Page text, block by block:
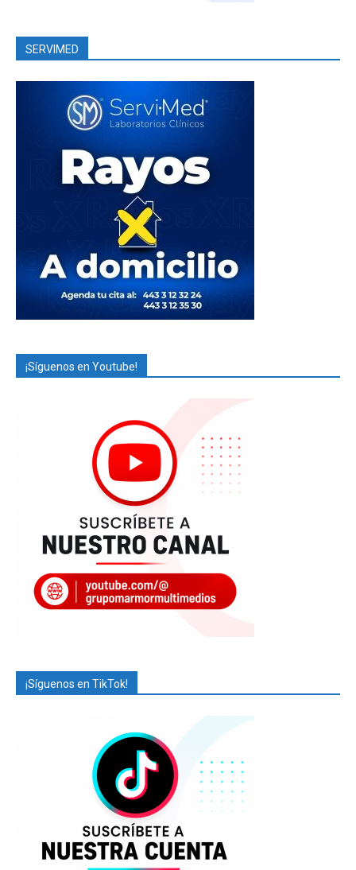
SERVIMED
¡Síguenos en Youtube!
¡Síguenos en TikTok!